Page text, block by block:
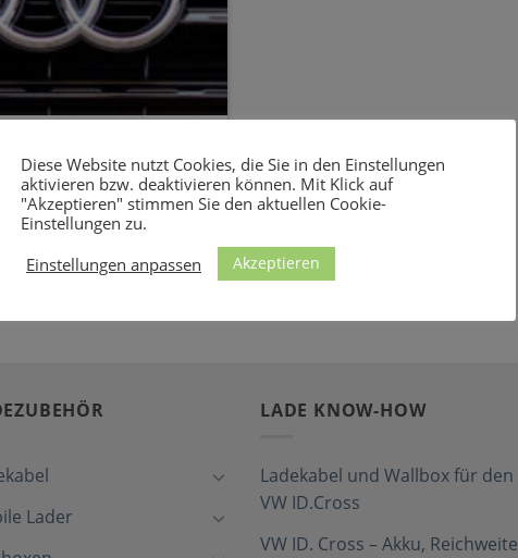
den Audi A3
A3 Sportback e-tron
Steckdosen [...]
Lader
LADE KNOW-HOW
Ladekabel und Wallbox für den
VW ID.Cross
VW ID. Cross – Akku, Reichweite
Diese Website nutzt Cookies, die Sie in den Einstellungen
aktivieren bzw. deaktivieren können. Mit Klick auf
"Akzeptieren" stimmen Sie den aktuellen Cookie-
Einstellungen zu.
Einstellungen anpassen
Akzeptieren